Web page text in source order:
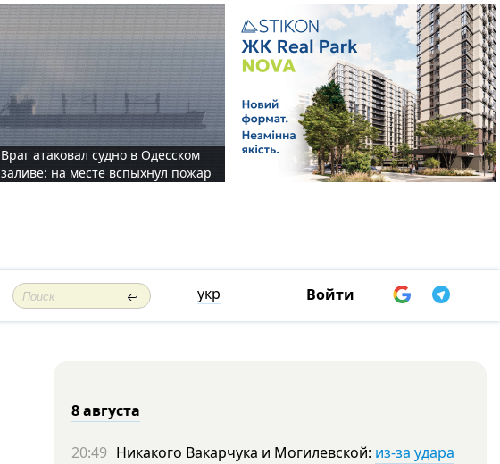
Враг атаковал судно в Одесском
заливе: на месте вспыхнул пожар
укр Войти
8 августа
20:49 Никакого Вакарчука и Могилевской: из-за удара